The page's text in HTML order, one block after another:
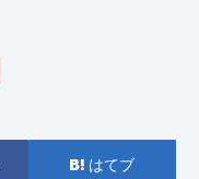
はてブ